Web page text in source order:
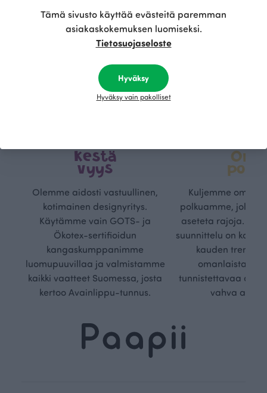
Kestä
vyys
Olemme aidosti vastuullinen,
kotimainen designyritys.
Käytämme vain GOTS- ja
Ökotex-sertifioidun
kangaskumppanimme
luomupuuvillaa ja valmistamme
kaikki vaatteet Suomessa, josta
kertoo Avainlippu-tunnus.
Oma
Kuljemme omaa,
polkuamme, jolla
aseteta rajoja.
suunnittelu on
kauden
omanlaista,
tunnistettavaa
vahva
Tämä sivusto käyttää evästeitä paremman
asiakaskokemuksen luomiseksi.
Tietosuojaseloste
Hyväksy
Hyväksy vain pakolliset